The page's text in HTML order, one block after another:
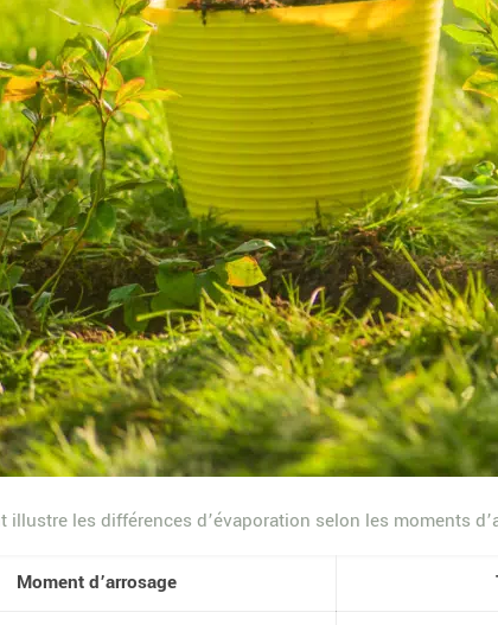
illustre les différences d’évaporation selon les moments
Moment d’arrosage